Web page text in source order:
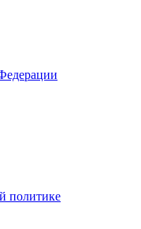
политике